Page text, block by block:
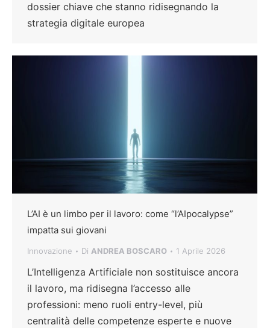
dossier chiave che stanno ridisegnando la
strategia digitale europea
L’AI è un limbo per il lavoro: come “l’AIpocalypse”
impatta sui giovani
Innovazione Di ANDREA BOSCARO 1 Aprile 2026
L’Intelligenza Artificiale non sostituisce ancora
il lavoro, ma ridisegna l’accesso alle
professioni: meno ruoli entry-level, più
centralità delle competenze esperte e nuove